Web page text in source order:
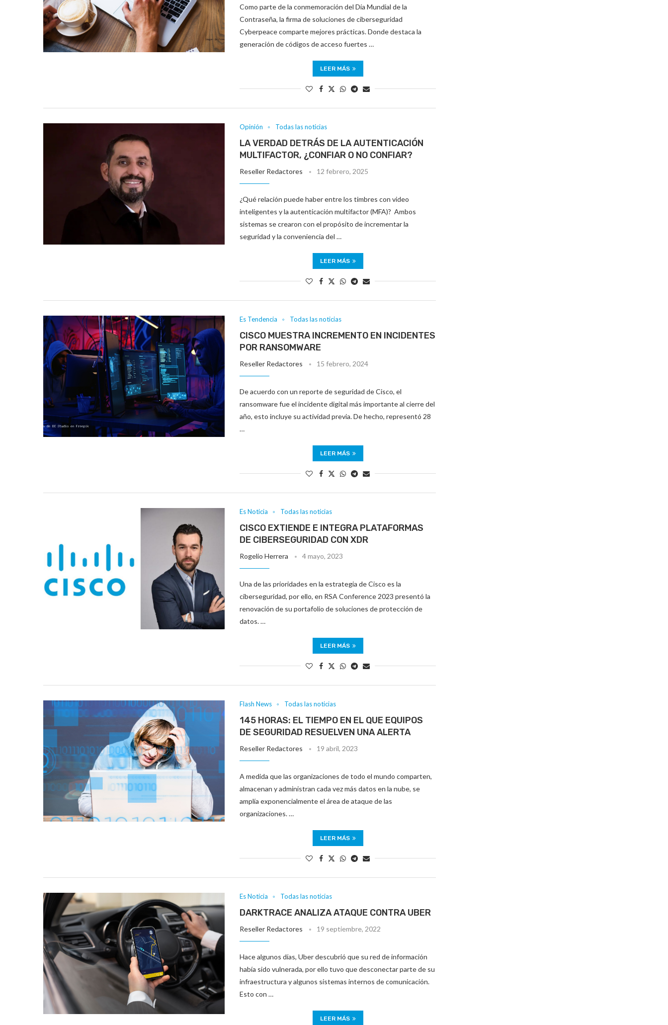
Como parte de la conmemoración del Día Mundial de la
Contraseña, la firma de soluciones de ciberseguridad
Cyberpeace comparte mejores prácticas. Donde destaca la
generación de códigos de acceso fuertes …
LEER MÁS
Opinión Todas las noticias
LA VERDAD DETRÁS DE LA AUTENTICACIÓN
MULTIFACTOR, ¿CONFIAR O NO CONFIAR?
Reseller Redactores 12 febrero, 2025
¿Qué relación puede haber entre los timbres con video
inteligentes y la autenticación multifactor (MFA)? Ambos
sistemas se crearon con el propósito de incrementar la
seguridad y la conveniencia del …
LEER MÁS
Es Tendencia Todas las noticias
CISCO MUESTRA INCREMENTO EN INCIDENTES
POR RANSOMWARE
Reseller Redactores 15 febrero, 2024
De acuerdo con un reporte de seguridad de Cisco, el
ransomware fue el incidente digital más importante al cierre del
año, esto incluye su actividad previa. De hecho, representó 28
…
LEER MÁS
Es Noticia Todas las noticias
CISCO EXTIENDE E INTEGRA PLATAFORMAS
DE CIBERSEGURIDAD CON XDR
Rogelio Herrera 4 mayo, 2023
Una de las prioridades en la estrategia de Cisco es la
ciberseguridad, por ello, en RSA Conference 2023 presentó la
renovación de su portafolio de soluciones de protección de
datos. …
LEER MÁS
Flash News Todas las noticias
145 HORAS: EL TIEMPO EN EL QUE EQUIPOS
DE SEGURIDAD RESUELVEN UNA ALERTA
Reseller Redactores 19 abril, 2023
A medida que las organizaciones de todo el mundo comparten,
almacenan y administran cada vez más datos en la nube, se
amplía exponencialmente el área de ataque de las
organizaciones. …
LEER MÁS
Es Noticia Todas las noticias
DARKTRACE ANALIZA ATAQUE CONTRA UBER
Reseller Redactores 19 septiembre, 2022
Hace algunos días, Uber descubrió que su red de información
había sido vulnerada, por ello tuvo que desconectar parte de su
infraestructura y algunos sistemas internos de comunicación.
Esto con …
LEER MÁS